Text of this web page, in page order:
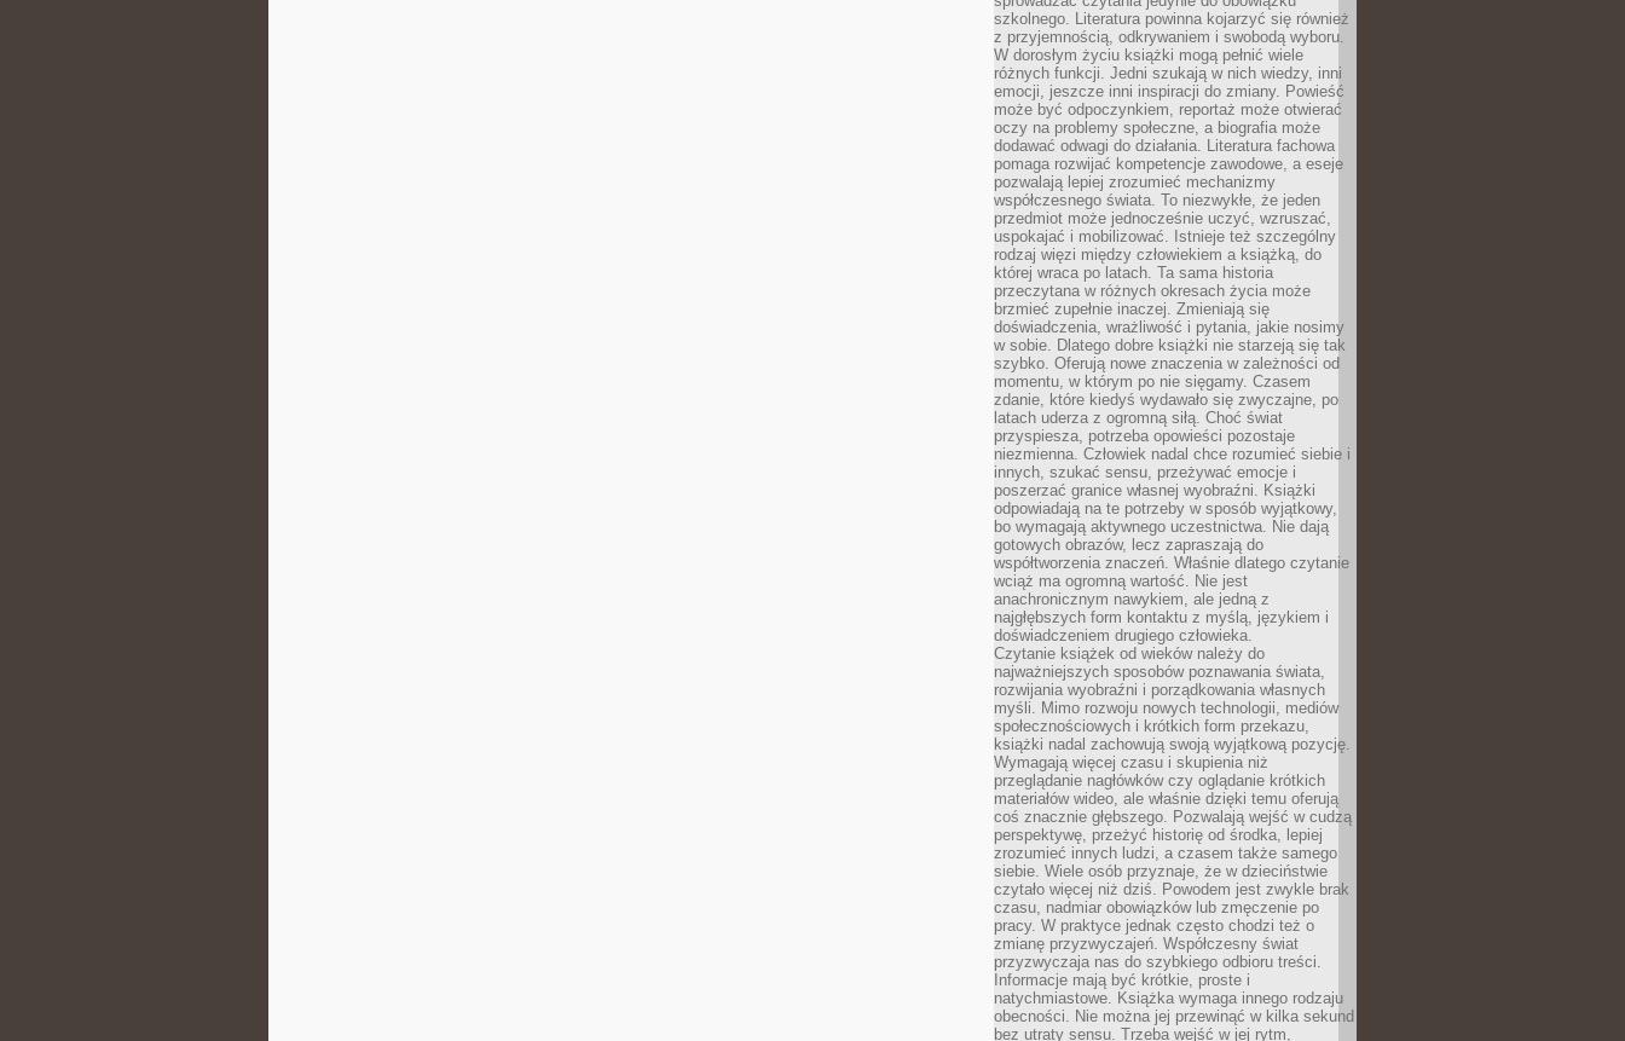
szkolnego. Literatura powinna kojarzyć się również
z przyjemnością, odkrywaniem i swobodą wyboru.
W dorosłym życiu książki mogą pełnić wiele
różnych funkcji. Jedni szukają w nich wiedzy, inni
emocji, jeszcze inni inspiracji do zmiany. Powieść
może być odpoczynkiem, reportaż może otwierać
oczy na problemy społeczne, a biografia może
dodawać odwagi do działania. Literatura fachowa
pomaga rozwijać kompetencje zawodowe, a eseje
pozwalają lepiej zrozumieć mechanizmy
współczesnego świata. To niezwykłe, że jeden
przedmiot może jednocześnie uczyć, wzruszać,
uspokajać i mobilizować. Istnieje też szczególny
rodzaj więzi między człowiekiem a książką, do
której wraca po latach. Ta sama historia
przeczytana w różnych okresach życia może
brzmieć zupełnie inaczej. Zmieniają się
doświadczenia, wrażliwość i pytania, jakie nosimy
w sobie. Dlatego dobre książki nie starzeją się tak
szybko. Oferują nowe znaczenia w zależności od
momentu, w którym po nie sięgamy. Czasem
zdanie, które kiedyś wydawało się zwyczajne, po
latach uderza z ogromną siłą. Choć świat
przyspiesza, potrzeba opowieści pozostaje
niezmienna. Człowiek nadal chce rozumieć siebie i
innych, szukać sensu, przeżywać emocje i
poszerzać granice własnej wyobraźni. Książki
odpowiadają na te potrzeby w sposób wyjątkowy,
bo wymagają aktywnego uczestnictwa. Nie dają
gotowych obrazów, lecz zapraszają do
współtworzenia znaczeń. Właśnie dlatego czytanie
wciąż ma ogromną wartość. Nie jest
anachronicznym nawykiem, ale jedną z
najgłębszych form kontaktu z myślą, językiem i
doświadczeniem drugiego człowieka.
Czytanie książek od wieków należy do
najważniejszych sposobów poznawania świata,
rozwijania wyobraźni i porządkowania własnych
myśli. Mimo rozwoju nowych technologii, mediów
społecznościowych i krótkich form przekazu,
książki nadal zachowują swoją wyjątkową pozycję.
Wymagają więcej czasu i skupienia niż
przeglądanie nagłówków czy oglądanie krótkich
materiałów wideo, ale właśnie dzięki temu oferują
coś znacznie głębszego. Pozwalają wejść w cudzą
perspektywę, przeżyć historię od środka, lepiej
zrozumieć innych ludzi, a czasem także samego
siebie. Wiele osób przyznaje, że w dzieciństwie
czytało więcej niż dziś. Powodem jest zwykle brak
czasu, nadmiar obowiązków lub zmęczenie po
pracy. W praktyce jednak często chodzi też o
zmianę przyzwyczajeń. Współczesny świat
przyzwyczaja nas do szybkiego odbioru treści.
Informacje mają być krótkie, proste i
natychmiastowe. Książka wymaga innego rodzaju
obecności. Nie można jej przewinąć w kilka sekund
bez utraty sensu. Trzeba wejść w jej rytm,